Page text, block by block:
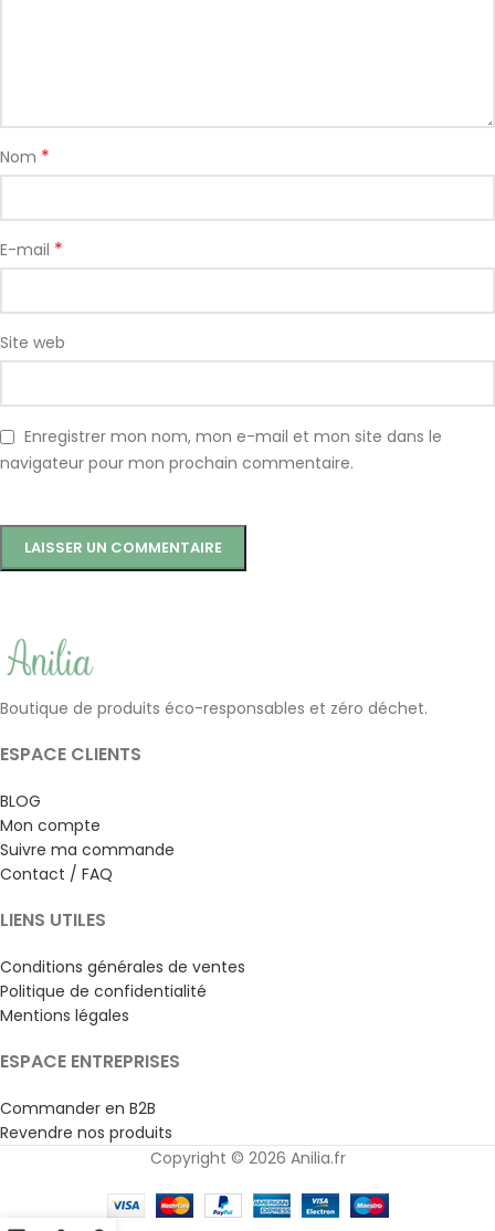
Nom *
E-mail *
Site web
Enregistrer mon nom, mon e-mail et mon site dans le
navigateur pour mon prochain commentaire.
Boutique de produits éco-responsables et zéro déchet.
ESPACE CLIENTS
BLOG
Mon compte
Suivre ma commande
Contact / FAQ
LIENS UTILES
Conditions générales de ventes
Politique de confidentialité
Mentions légales
ESPACE ENTREPRISES
Commander en B2B
Revendre nos produits
Copyright © 2026 Anilia.fr